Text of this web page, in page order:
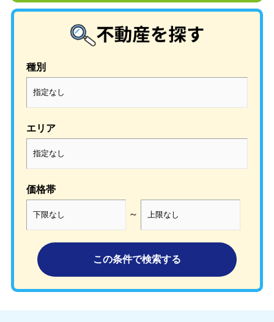
種別
エリア
価格帯
～